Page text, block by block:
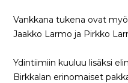
Vankkana tukena ovat
Jaakko Larmo ja Pirkko
Ydintiimiin kuuluu lisäksi
Birkkalan erinomaiset